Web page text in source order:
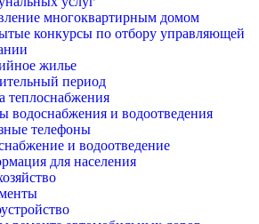
многоквартирным домом
конкурсы по отбору управляющей
жилье
период
теплоснабжения
водоснабжения и водоотведения
телефоны
и водоотведение
для населения